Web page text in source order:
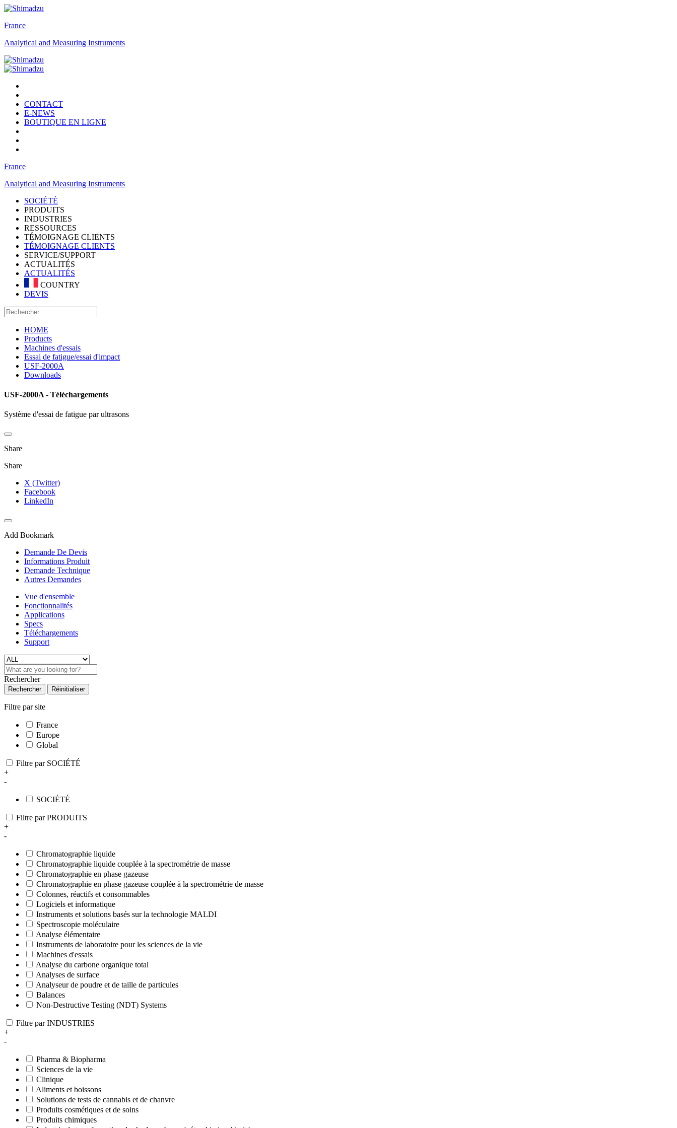
France
Analytical and Measuring Instruments
CONTACT
E-NEWS
BOUTIQUE EN LIGNE
France
Analytical and Measuring Instruments
SOCIÉTÉ
PRODUITS
INDUSTRIES
RESSOURCES
TÉMOIGNAGE CLIENTS
TÉMOIGNAGE CLIENTS
SERVICE/SUPPORT
ACTUALITÉS
ACTUALITÉS
COUNTRY
DEVIS
HOME
Products
Machines d'essais
Essai de fatigue/essai d'impact
USF-2000A
Downloads
USF-2000A - Téléchargements
Système d'essai de fatigue par ultrasons
Share
Share
X (Twitter)
Facebook
LinkedIn
Add Bookmark
Demande De Devis
Informations Produit
Demande Technique
Autres Demandes
Vue d'ensemble
Fonctionnalités
Applications
Specs
Téléchargements
Support
Rechercher
Rechercher Réinitialiser
Filtre par site
France
Europe
Global
Filtre par SOCIÉTÉ
+
-
SOCIÉTÉ
Filtre par PRODUITS
+
-
Chromatographie liquide
Chromatographie liquide couplée à la spectrométrie de masse
Chromatographie en phase gazeuse
Chromatographie en phase gazeuse couplée à la spectrométrie de masse
Colonnes, réactifs et consommables
Logiciels et informatique
Instruments et solutions basés sur la technologie MALDI
Spectroscopie moléculaire
Analyse élémentaire
Instruments de laboratoire pour les sciences de la vie
Machines d'essais
Analyse du carbone organique total
Analyses de surface
Analyseur de poudre et de taille de particules
Balances
Non-Destructive Testing (NDT) Systems
Filtre par INDUSTRIES
+
-
Pharma & Biopharma
Sciences de la vie
Clinique
Aliments et boissons
Solutions de tests de cannabis et de chanvre
Produits cosmétiques et de soins
Produits chimiques